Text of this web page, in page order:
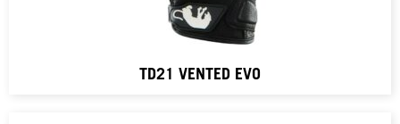
TD21 VENTED EVO